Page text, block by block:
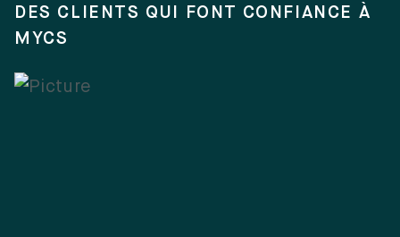
DES CLIENTS QUI FONT CONFIANCE À
MYCS